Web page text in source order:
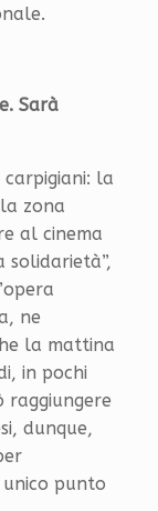
Sarà
carpigiani: la
zona
al cinema
solidarietà”,
ne
la mattina
in pochi
raggiungere
dunque,
unico punto